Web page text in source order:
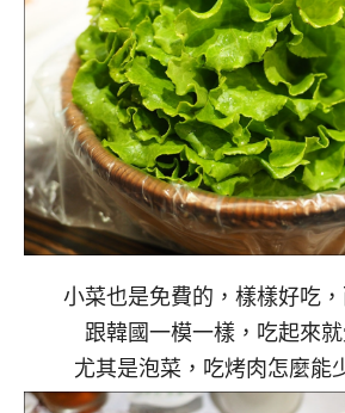
小菜也是免費的，樣樣好吃
跟韓國一模一樣，吃起來就
尤其是泡菜，吃烤肉怎麼能